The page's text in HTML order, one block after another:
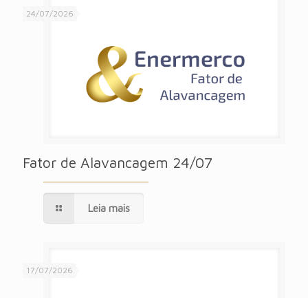
24/07/2026
Fator de Alavancagem 24/07
Leia mais
17/07/2026